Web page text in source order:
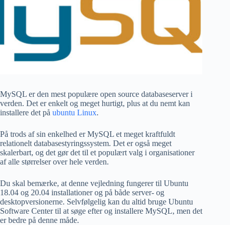
MySQL er den mest populære open source databaseserver i
verden. Det er enkelt og meget hurtigt, plus at du nemt kan
installere det på ubuntu Linux.
På trods af sin enkelhed er MySQL et meget kraftfuldt
relationelt databasestyringssystem. Det er også meget
skalerbart, og det gør det til et populært valg i organisationer
af alle størrelser over hele verden.
Du skal bemærke, at denne vejledning fungerer til Ubuntu
18.04 og 20.04 installationer og på både server- og
desktopversionerne. Selvfølgelig kan du altid bruge Ubuntu
Software Center til at søge efter og installere MySQL, men det
er bedre på denne måde.